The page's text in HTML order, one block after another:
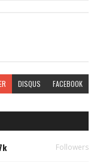
DISQUS FACEBOOK
Followers